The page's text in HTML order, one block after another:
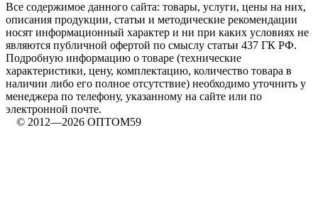
Все содержимое данного сайта: товары, услуги, цены на них,
описания продукции, статьи и методические рекомендации
носят информационный характер и ни при каких условиях не
являются публичной офертой по смыслу статьи 437 ГК РФ.
Подробную информацию о товаре (технические
характеристики, цену, комплектацию, количество товара в
наличии либо его полное отсутствие) необходимо уточнить у
менеджера по телефону, указанному на сайте или по
электронной почте.
© 2012—2026 ОПТОМ59